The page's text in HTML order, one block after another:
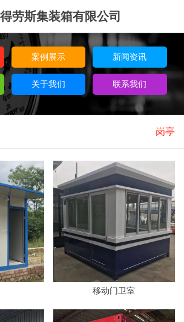
劳斯集装箱有限公司
案例展示 新闻资讯
关于我们 联系我们
岗亭
移动门卫室